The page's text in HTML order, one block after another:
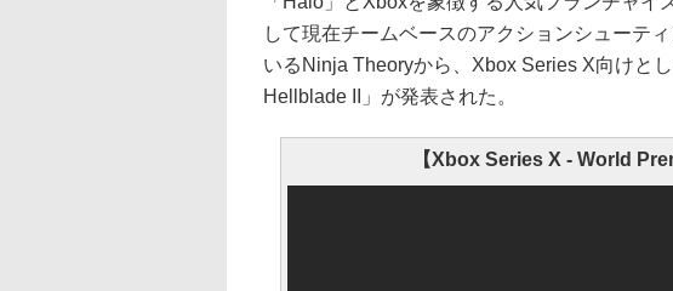
して現在チームベースのアクションシューテ
いるNinja Theoryから、Xbox Series X向けと
Hellblade II」が発表された。
【Xbox Series X - World